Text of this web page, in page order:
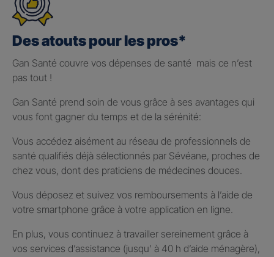
Des atouts pour les pros*
Gan Santé couvre vos dépenses de santé mais ce n’est
pas tout !
Gan Santé prend soin de vous grâce à ses avantages qui
vous font gagner du temps et de la sérénité:
Vous accédez aisément au réseau de professionnels de
santé qualifiés déjà sélectionnés par Sévéane, proches de
chez vous, dont des praticiens de médecines douces.
Vous déposez et suivez vos remboursements à l’aide de
votre smartphone grâce à votre application en ligne.
En plus, vous continuez à travailler sereinement grâce à
vos services d’assistance (jusqu’ à 40 h d’aide ménagère),